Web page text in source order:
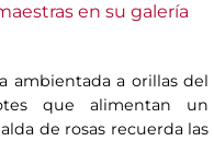
en su galería
ambientada a orillas del
que alimentan un
de rosas recuerda las